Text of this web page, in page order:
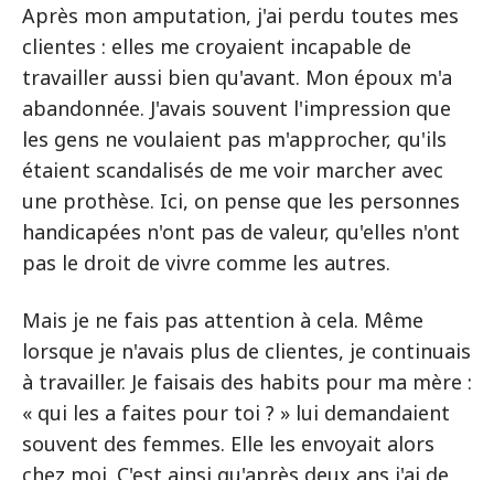
Après mon amputation, j'ai perdu toutes mes
clientes : elles me croyaient incapable de
travailler aussi bien qu'avant. Mon époux m'a
abandonnée. J'avais souvent l'impression que
les gens ne voulaient pas m'approcher, qu'ils
étaient scandalisés de me voir marcher avec
une prothèse. Ici, on pense que les personnes
handicapées n'ont pas de valeur, qu'elles n'ont
pas le droit de vivre comme les autres.
Mais je ne fais pas attention à cela. Même
lorsque je n'avais plus de clientes, je continuais
à travailler. Je faisais des habits pour ma mère :
« qui les a faites pour toi ? » lui demandaient
souvent des femmes. Elle les envoyait alors
chez moi. C'est ainsi qu'après deux ans j'ai de